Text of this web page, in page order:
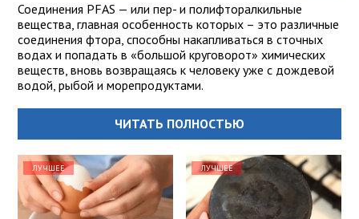
Соединения PFAS — или пер- и полифторалкильные
вещества, главная особенность которых – это различные
соединения фтора, способны накапливаться в сточных
водах и попадать в «большой круговорот» химических
веществ, вновь возвращаясь к человеку уже с дождевой
водой, рыбой и морепродуктами.
ЧИТАТЬ ПОЛНОСТЬЮ
ЛУЧШЕЕ ЛУЧШЕЕ